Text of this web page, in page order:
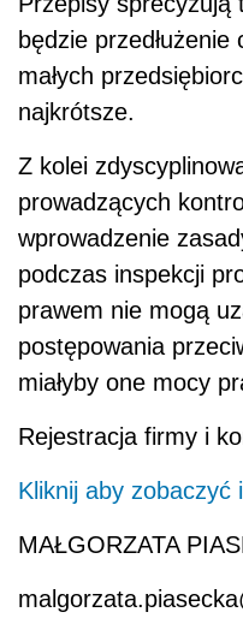
będzie
małych
najkrótsze.
Z kolei
prowadzących
wprowadzenie
podczas inspekcji
prawem nie mogą
postępowania
miałyby one mocy
Rejestracja firmy i
Kliknij aby zobaczyć
MAŁGORZATA